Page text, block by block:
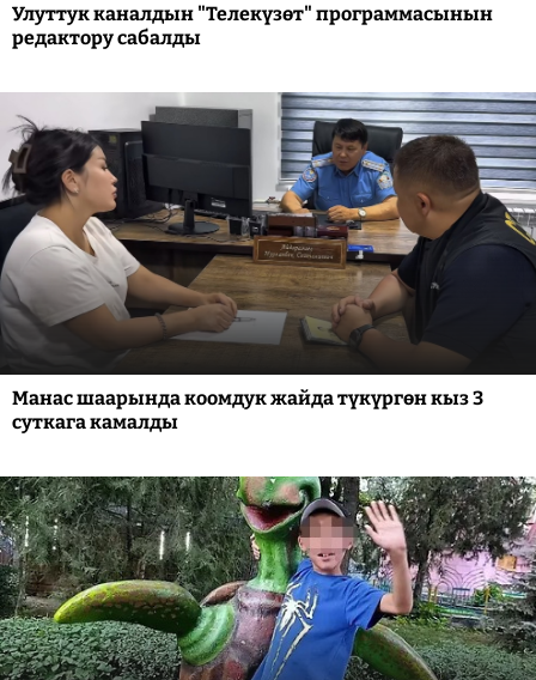
Улуттук каналдын "Телекүзөт" программасынын
редактору сабалды
Манас шаарында коомдук жайда түкүргөн кыз 3
суткага камалды